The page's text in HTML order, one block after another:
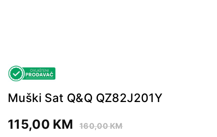
Muški Sat Q&Q QZ82J201Y
115,00 KM 160,00KM